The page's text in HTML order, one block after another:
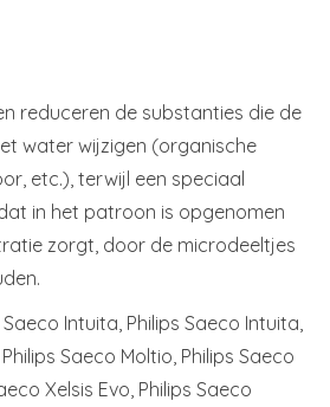
reduceren de substanties die de
water wijzigen (organische
etc.), terwijl een speciaal
in het patroon is opgenomen
zorgt, door de microdeeltjes
Saeco Intuita, Philips Saeco Intuita,
Saeco Moltio, Philips Saeco
Xelsis Evo, Philips Saeco